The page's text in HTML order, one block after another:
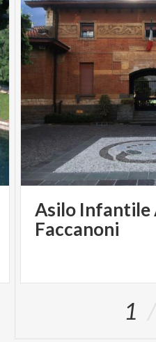
Asilo Infantile
Faccanoni
1